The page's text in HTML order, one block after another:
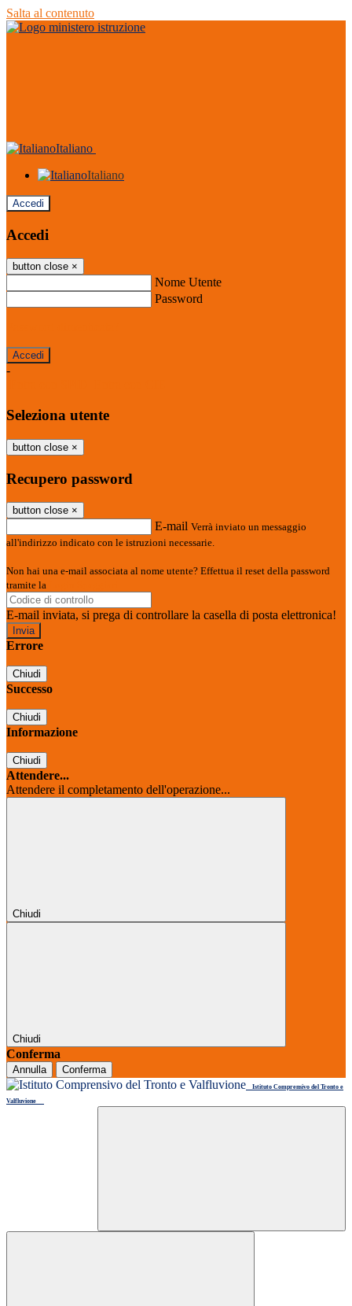
Salta al contenuto
Italiano
Italiano
Accedi
Accedi
button close ×
Nome Utente
Password
-
Seleziona utente
button close ×
Recupero password
button close ×
E-mail Verrà inviato un messaggio
all'indirizzo indicato con le istruzioni necessarie.
Non hai una e-mail associata al nome utente? Effettua il reset della password
tramite la
E-mail inviata, si prega di controllare la casella di posta elettronica!
Errore
Chiudi
Successo
Chiudi
Informazione
Chiudi
Attendere...
Attendere il completamento dell'operazione...
Chiudi
Chiudi
Conferma
Annulla Conferma
Istituto Comprensivo del Tronto e
Valfluvione